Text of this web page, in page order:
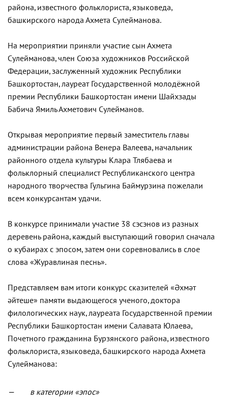
района, известного фольклориста, языковеда,
башкирского народа Ахмета Сулейманова.
На мероприятии приняли участие сын Ахмета
Сулейманова, член Союза художников Российской
Федерации, заслуженный художник Республики
Башкортостан, лауреат Государственной молодёжной
премии Республики Башкортостан имени Шайхзады
Бабича Ямиль Ахметович Сулейманов.
Открывая мероприятие первый заместитель главы
администрации района Венера Валеева, начальник
районного отдела культуры Клара Тлябаева и
фольклорный специалист Республиканского центра
народного творчества Гульгина Баймурзина пожелали
всем конкурсантам удачи.
В конкурсе принимали участие 38 сэсэнов из разных
деревень района, каждый выступающий говорил сначала
о кубаирах с эпосом, затем они соревновались в слое
слова «Журавлиная песнь».
Представляем вам итоги конкурс сказителей «Әхмәт
әйтеше» памяти выдающегося ученого, доктора
филологических наук, лауреата Государственной премии
Республики Башкортостан имени Салавата Юлаева,
Почетного гражданина Бурзянского района, известного
фольклориста, языковеда, башкирского народа Ахмета
Сулейманова:
— в категории «эпос»